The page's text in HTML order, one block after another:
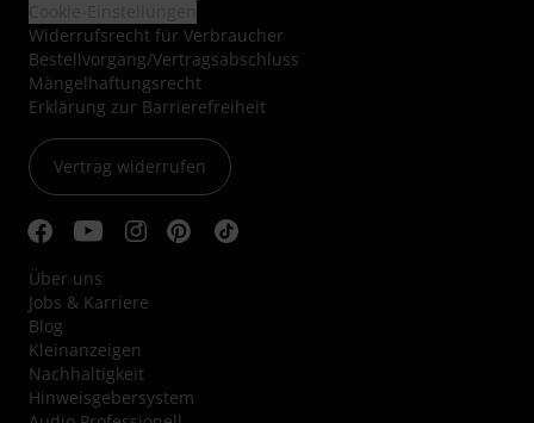
Widerrufsrecht für Verbraucher
Bestellvorgang/Vertragsabschluss
Mängelhaftungsrecht
Erklärung zur Barrierefreiheit
Vertrag widerrufen
Über uns
Jobs & Karriere
Blog
Kleinanzeigen
Nachhaltigkeit
Hinweisgebersystem